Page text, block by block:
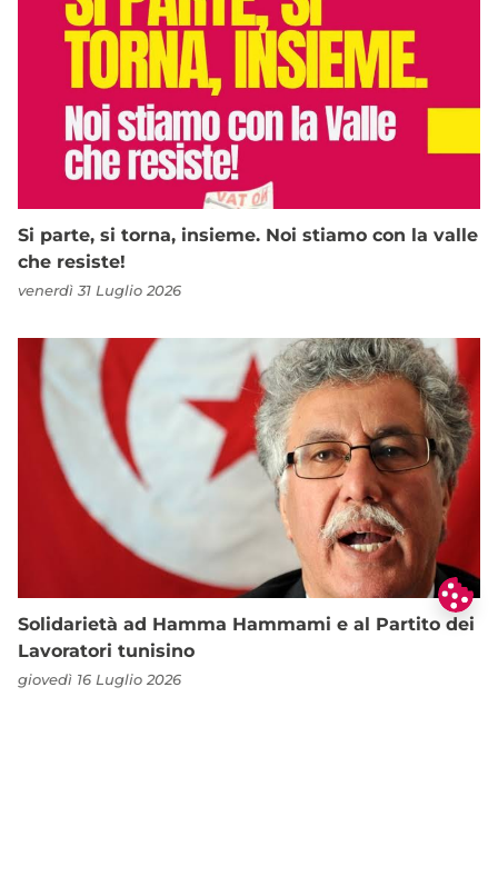
Si parte, si torna, insieme. Noi stiamo con la valle
che resiste!
venerdì 31 Luglio 2026
Solidarietà ad Hamma Hammami e al Partito dei
Lavoratori tunisino
giovedì 16 Luglio 2026